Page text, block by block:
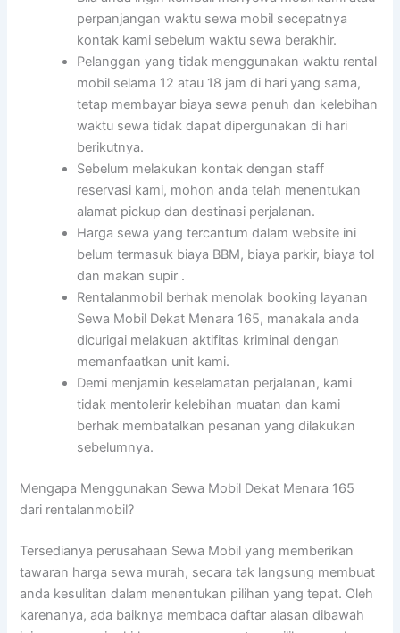
perpanjangan waktu sewa mobil secepatnya
kontak kami sebelum waktu sewa berakhir.
Pelanggan yang tidak menggunakan waktu rental
mobil selama 12 atau 18 jam di hari yang sama,
tetap membayar biaya sewa penuh dan kelebihan
waktu sewa tidak dapat dipergunakan di hari
berikutnya.
Sebelum melakukan kontak dengan staff
reservasi kami, mohon anda telah menentukan
alamat pickup dan destinasi perjalanan.
Harga sewa yang tercantum dalam website ini
belum termasuk biaya BBM, biaya parkir, biaya tol
dan makan supir .
Rentalanmobil berhak menolak booking layanan
Sewa Mobil Dekat Menara 165, manakala anda
dicurigai melakuan aktifitas kriminal dengan
memanfaatkan unit kami.
Demi menjamin keselamatan perjalanan, kami
tidak mentolerir kelebihan muatan dan kami
berhak membatalkan pesanan yang dilakukan
sebelumnya.
Mengapa Menggunakan Sewa Mobil Dekat Menara 165
dari rentalanmobil?
Tersedianya perusahaan Sewa Mobil yang memberikan
tawaran harga sewa murah, secara tak langsung membuat
anda kesulitan dalam menentukan pilihan yang tepat. Oleh
karenanya, ada baiknya membaca daftar alasan dibawah